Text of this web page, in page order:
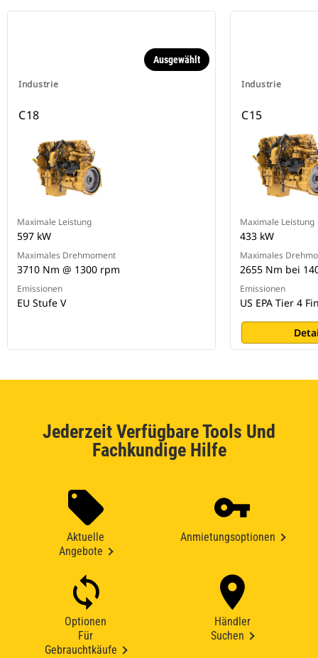
Industrie
Ausgewählt
C18
Maximale Leistung
597 kW
Maximales Drehmoment
3710 Nm @ 1300 rpm
Emissionen
EU Stufe V
Industrie
C15
Maximale Leistung
433 kW
Maximales
2655 Nm bei
Emissionen
US EPA Tier 4
Jederzeit Verfügbare Tools Und
Fachkundige Hilfe
Aktuelle
Angebote
Anmietungsoptionen
Optionen
Für
Gebrauchtkäufe
Händler
Suchen